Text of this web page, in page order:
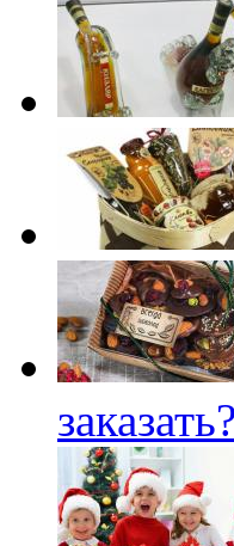
заказать?